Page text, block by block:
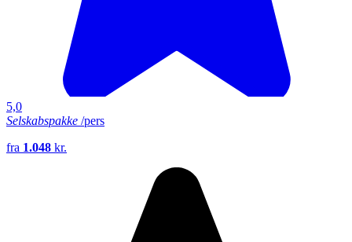
5,0
Selskabspakke /pers
fra 1.048 kr.